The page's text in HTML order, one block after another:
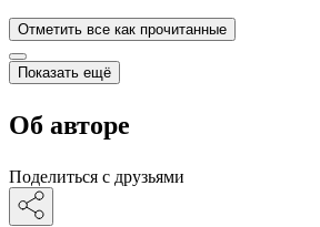
Отметить все как прочитанные
Показать ещё
Об авторе
Поделиться с друзьями